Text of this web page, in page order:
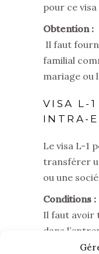
pour ce visa
Obtention :
Il faut
familial
mariage ou
VISA L-
INTRA-
Le visa L-1
transférer
ou une
Conditions :
Il faut avoir
dans
occuper